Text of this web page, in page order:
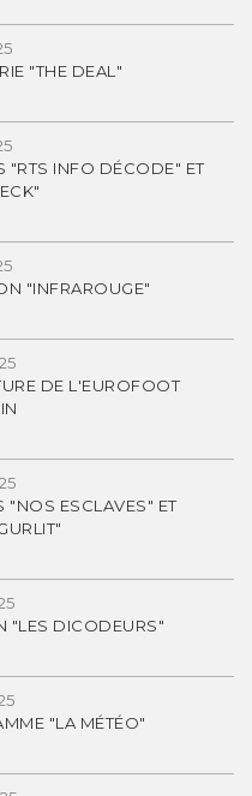
"THE DEAL"
"RTS INFO DÉCODE" ET
"INFRAROUGE"
DE L'EUROFOOT
"NOS ESCLAVES" ET
"LES DICODEURS"
"LA MÉTÉO"